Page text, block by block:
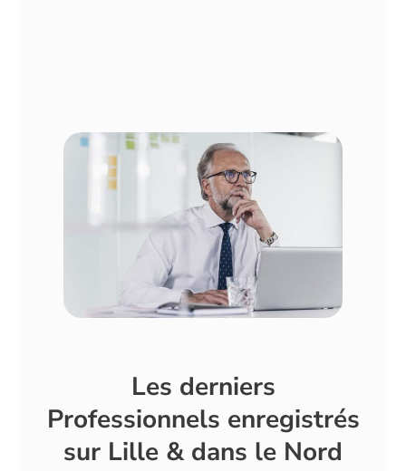
Les derniers
Professionnels enregistrés
sur Lille & dans le Nord